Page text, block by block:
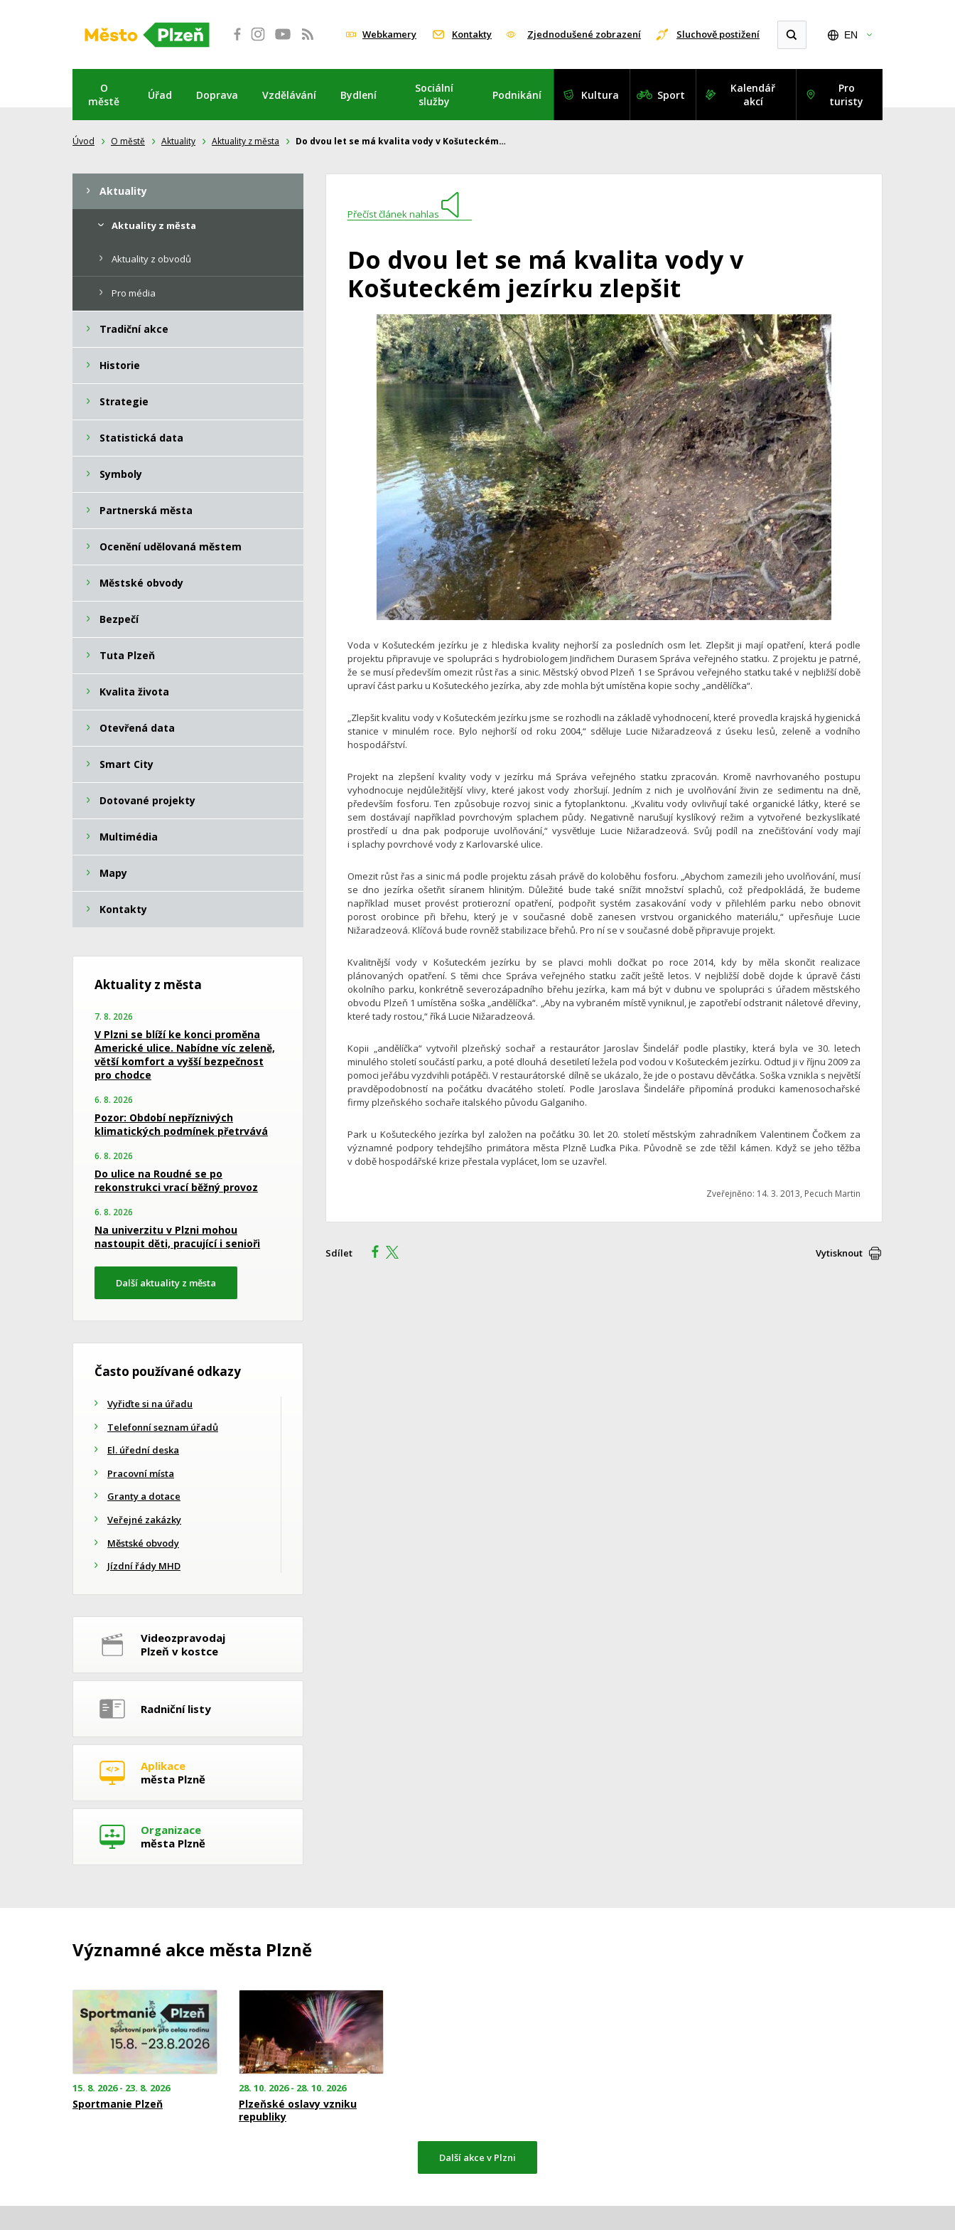
Webkamery Kontakty Zjednodušené zobrazení Sluchově postižení EN
O
městě
Úřad Doprava Vzdělávání Bydlení
Sociální
služby
Podnikání Kultura Sport
Kalendář
akcí
Pro
turisty
Úvod O městě Aktuality Aktuality z města Do dvou let se má kvalita vody v Košuteckém…
Přečíst článek nahlas
Do dvou let se má kvalita vody v
Košuteckém jezírku zlepšit
Voda v Košuteckém jezírku je z hlediska kvality nejhorší za posledních osm let. Zlepšit ji mají opatření, která podle
projektu připravuje ve spolupráci s hydrobiologem Jindřichem Durasem Správa veřejného statku. Z projektu je patrné,
že se musí především omezit růst řas a sinic. Městský obvod Plzeň 1 se Správou veřejného statku také v nejbližší době
upraví část parku u Košuteckého jezírka, aby zde mohla být umístěna kopie sochy „andělíčka“.
„Zlepšit kvalitu vody v Košuteckém jezírku jsme se rozhodli na základě vyhodnocení, které provedla krajská hygienická
stanice v minulém roce. Bylo nejhorší od roku 2004,“ sděluje Lucie Nižaradzeová z úseku lesů, zeleně a vodního
hospodářství.
Projekt na zlepšení kvality vody v jezírku má Správa veřejného statku zpracován. Kromě navrhovaného postupu
vyhodnocuje nejdůležitější vlivy, které jakost vody zhoršují. Jedním z nich je uvolňování živin ze sedimentu na dně,
především fosforu. Ten způsobuje rozvoj sinic a fytoplanktonu. „Kvalitu vody ovlivňují také organické látky, které se
sem dostávají například povrchovým splachem půdy. Negativně narušují kyslíkový režim a vytvořené bezkyslíkaté
prostředí u dna pak podporuje uvolňování,“ vysvětluje Lucie Nižaradzeová. Svůj podíl na znečišťování vody mají
i splachy povrchové vody z Karlovarské ulice.
Omezit růst řas a sinic má podle projektu zásah právě do koloběhu fosforu. „Abychom zamezili jeho uvolňování, musí
se dno jezírka ošetřit síranem hlinitým. Důležité bude také snížit množství splachů, což předpokládá, že budeme
například muset provést protierozní opatření, podpořit systém zasakování vody v přilehlém parku nebo obnovit
porost orobince při břehu, který je v současné době zanesen vrstvou organického materiálu,“ upřesňuje Lucie
Nižaradzeová. Klíčová bude rovněž stabilizace břehů. Pro ní se v současné době připravuje projekt.
Kvalitnější vody v Košuteckém jezírku by se plavci mohli dočkat po roce 2014, kdy by měla skončit realizace
plánovaných opatření. S těmi chce Správa veřejného statku začít ještě letos. V nejbližší době dojde k úpravě části
okolního parku, konkrétně severozápadního břehu jezírka, kam má být v dubnu ve spolupráci s úřadem městského
obvodu Plzeň 1 umístěna soška „andělíčka“. „Aby na vybraném místě vyniknul, je zapotřebí odstranit náletové dřeviny,
které tady rostou,“ říká Lucie Nižaradzeová.
Kopii „andělíčka“ vytvořil plzeňský sochař a restaurátor Jaroslav Šindelář podle plastiky, která byla ve 30. letech
minulého století součástí parku, a poté dlouhá desetiletí ležela pod vodou v Košuteckém jezírku. Odtud ji v říjnu 2009 za
pomoci jeřábu vyzdvihli potápěči. V restaurátorské dílně se ukázalo, že jde o postavu děvčátka. Soška vznikla s největší
pravděpodobností na počátku dvacátého století. Podle Jaroslava Šindeláře připomíná produkci kamenosochařské
firmy plzeňského sochaře italského původu Galganiho.
Park u Košuteckého jezírka byl založen na počátku 30. let 20. století městským zahradníkem Valentinem Čočkem za
významné podpory tehdejšího primátora města Plzně Luďka Pika. Původně se zde těžil kámen. Když se jeho těžba
v době hospodářské krize přestala vyplácet, lom se uzavřel.
Zveřejněno: 14. 3. 2013, Pecuch Martin
Sdílet Vytisknout
Aktuality
Aktuality z města
Aktuality z obvodů
Pro média
Tradiční akce
Historie
Strategie
Statistická data
Symboly
Partnerská města
Ocenění udělovaná městem
Městské obvody
Bezpečí
Tuta Plzeň
Kvalita života
Otevřená data
Smart City
Dotované projekty
Multimédia
Mapy
Kontakty
Aktuality z města
7. 8. 2026
V Plzni se blíží ke konci proměna
Americké ulice. Nabídne víc zeleně,
větší komfort a vyšší bezpečnost
pro chodce
6. 8. 2026
Pozor: Období nepříznivých
klimatických podmínek přetrvává
6. 8. 2026
Do ulice na Roudné se po
rekonstrukci vrací běžný provoz
6. 8. 2026
Na univerzitu v Plzni mohou
nastoupit děti, pracující i senioři
Další aktuality z města
Často používané odkazy
Vyřiďte si na úřadu
Telefonní seznam úřadů
El. úřední deska
Pracovní místa
Granty a dotace
Veřejné zakázky
Městské obvody
Jízdní řády MHD
Videozpravodaj
Plzeň v kostce
Radniční listy
Aplikace
města Plzně
Organizace
města Plzně
Významné akce města Plzně
15. 8. 2026 - 23. 8. 2026
Sportmanie Plzeň
28. 10. 2026 - 28. 10. 2026
Plzeňské oslavy vzniku
republiky
Další akce v Plzni